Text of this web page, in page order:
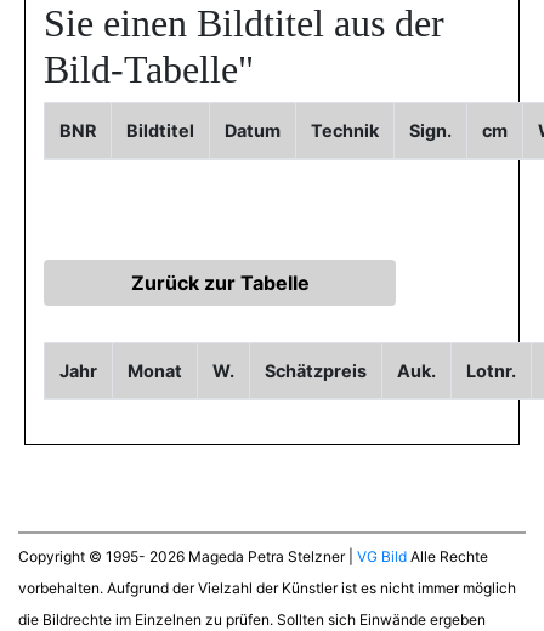
Sie einen Bildtitel aus der
Bild-Tabelle"
BNR Bildtitel Datum Technik Sign. cm
Jahr Monat W. Schätzpreis Auk. Lotnr.
Copyright © 1995- 2026 Mageda Petra Stelzner | VG Bild Alle Rechte
vorbehalten. Aufgrund der Vielzahl der Künstler ist es nicht immer möglich
die Bildrechte im Einzelnen zu prüfen. Sollten sich Einwände ergeben